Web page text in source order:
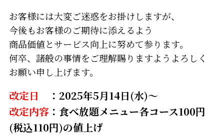
お客様には大変ご迷惑をお掛けしますが、
今後もお客様のご期待に添えるよう
商品価値とサービス向上に努めて参ります。
何卒、諸般の事情をご理解賜りますようよろしく
お願い申し上げます。
改定日 ：2025年5月14日(水)～
改定内容：食べ放題メニュー各コース100円
(税込110円)の値上げ